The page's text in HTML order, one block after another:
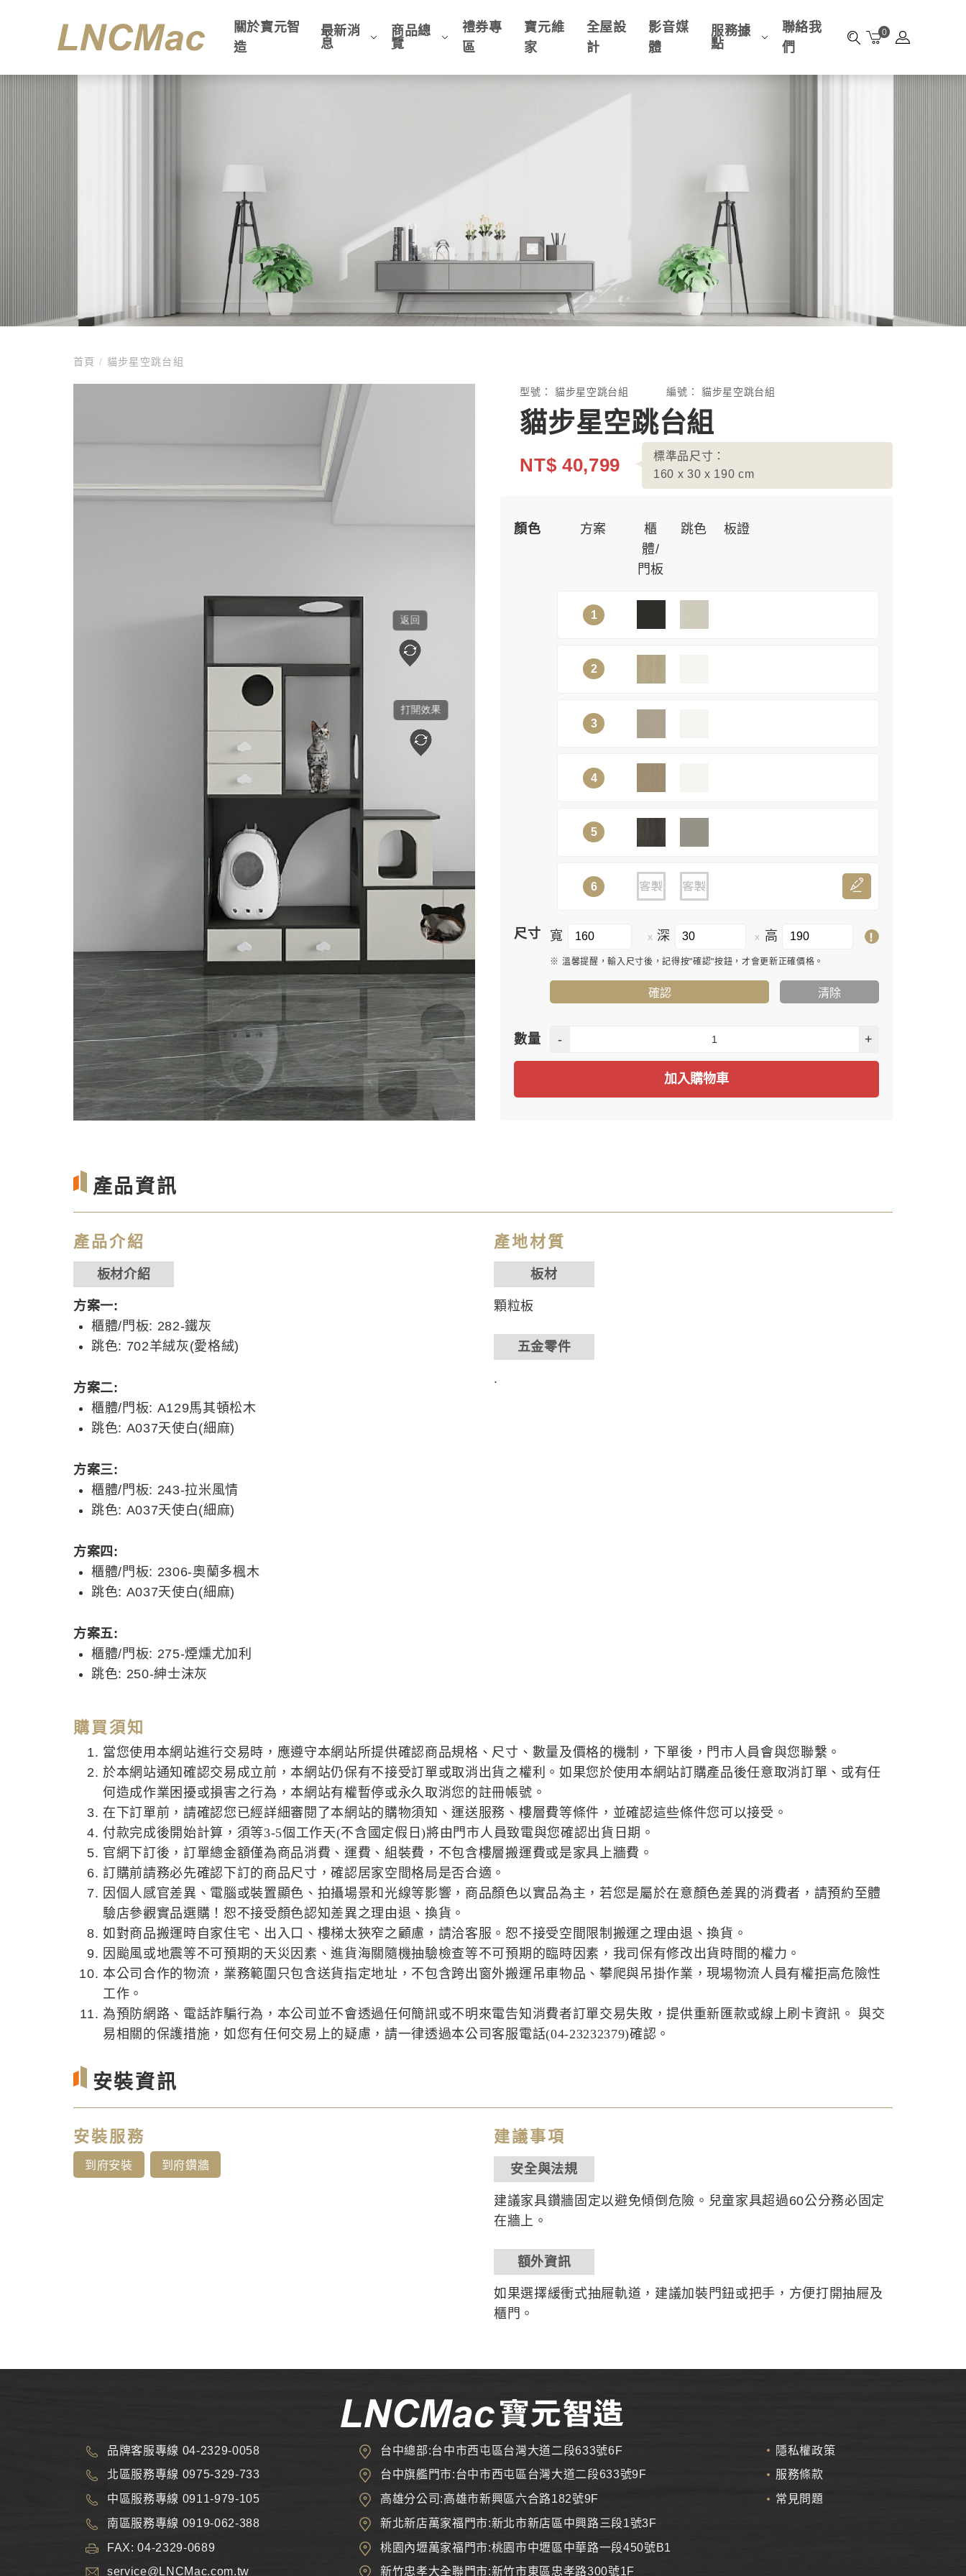
關於寶元智
造
最新消
息
商品總
覽
禮券專
區
寶元維
家
全屋設
計
影音媒
體
服務據
點
聯絡我
們
0
首頁/ 貓步星空跳台組
型號： 貓步星空跳台組 編號： 貓步星空跳台組
貓步星空跳台組
NT$ 40,799
標準品尺寸：
160 x 30 x 190cm
顏色 方案
櫃
體/
門板
跳色 板證
1
2
3
4
5
6
尺寸 寬 x 深 x 高 !
※ 溫馨提醒，輸入尺寸後，記得按"確認"按鈕，才會更新正確價格。
確認 清除
數量 - +
加入購物車
產品資訊
產品介紹
板材介紹
方案一:
櫃體/門板: 282-鐵灰
跳色: 702羊絨灰(愛格絨)
方案二:
櫃體/門板: A129馬其頓松木
跳色: A037天使白(細麻)
方案三:
櫃體/門板: 243-拉米風情
跳色: A037天使白(細麻)
方案四:
櫃體/門板: 2306-奧蘭多楓木
跳色: A037天使白(細麻)
方案五:
櫃體/門板: 275-煙燻尤加利
跳色: 250-紳士沫灰
產地材質
板材
顆粒板
五金零件
.
購買須知
當您使用本網站進行交易時，應遵守本網站所提供確認商品規格、尺寸、數量及價格的機制，下單後，門市人員會與您聯繫。
於本網站通知確認交易成立前，本網站仍保有不接受訂單或取消出貨之權利。如果您於使用本網站訂購產品後任意取消訂單、或有任
何造成作業困擾或損害之行為，本網站有權暫停或永久取消您的註冊帳號。
在下訂單前，請確認您已經詳細審閱了本網站的購物須知、運送服務、樓層費等條件，並確認這些條件您可以接受。
付款完成後開始計算，須等3-5個工作天(不含國定假日)將由門市人員致電與您確認出貨日期。
官網下訂後，訂單總金額僅為商品消費、運費、組裝費，不包含樓層搬運費或是家具上牆費。
訂購前請務必先確認下訂的商品尺寸，確認居家空間格局是否合適。
因個人感官差異、電腦或裝置顯色、拍攝場景和光線等影響，商品顏色以實品為主，若您是屬於在意顏色差異的消費者，請預約至體
驗店參觀實品選購！恕不接受顏色認知差異之理由退、換貨。
如對商品搬運時自家住宅、出入口、樓梯太狹窄之顧慮，請洽客服。恕不接受空間限制搬運之理由退、換貨。
因颱風或地震等不可預期的天災因素、進貨海關隨機抽驗檢查等不可預期的臨時因素，我司保有修改出貨時間的權力。
本公司合作的物流，業務範圍只包含送貨指定地址，不包含跨出窗外搬運吊車物品、攀爬與吊掛作業，現場物流人員有權拒高危險性
工作。
為預防網路、電話詐騙行為，本公司並不會透過任何簡訊或不明來電告知消費者訂單交易失敗，提供重新匯款或線上刷卡資訊。 與交
易相關的保護措施，如您有任何交易上的疑慮，請一律透過本公司客服電話(04-23232379)確認。
安裝資訊
安裝服務
到府安裝 到府鑽牆
建議事項
安全與法規
建議家具鑽牆固定以避免傾倒危險。兒童家具超過60公分務必固定
在牆上。
額外資訊
如果選擇緩衝式抽屜軌道，建議加裝門鈕或把手，方便打開抽屜及
櫃門。
品牌客服專線 04-2329-0058
北區服務專線 0975-329-733
中區服務專線 0911-979-105
南區服務專線 0919-062-388
FAX: 04-2329-0689
service@LNCMac.com.tw
台中總部:台中市西屯區台灣大道二段633號6F
台中旗艦門市:台中市西屯區台灣大道二段633號9F
高雄分公司:高雄市新興區六合路182號9F
新北新店萬家福門市:新北市新店區中興路三段1號3F
桃園內壢萬家福門市:桃園市中壢區中華路一段450號B1
新竹忠孝大全聯門市:新竹市東區忠孝路300號1F
隱私權政策
服務條款
常見問題